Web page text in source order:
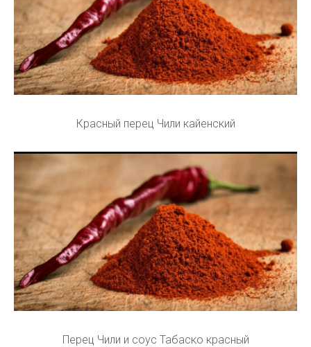
Красный перец Чили кайенский
Перец Чили и соус Табаско красный